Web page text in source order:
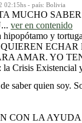
02:15hs - país: Bolivia
MUCHO
ver en contenido
hipopótamo y
ECHAR
AMAR. YO
Crisis Existencial
saber quien soy.
CON LA